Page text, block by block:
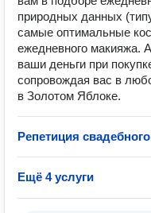
природных данных
самые оптимальные
ежедневного макияжа.
ваши деньги при
сопровождая вас в
в Золотом Яблоке.
Репетиция
Ещё 4 услуги